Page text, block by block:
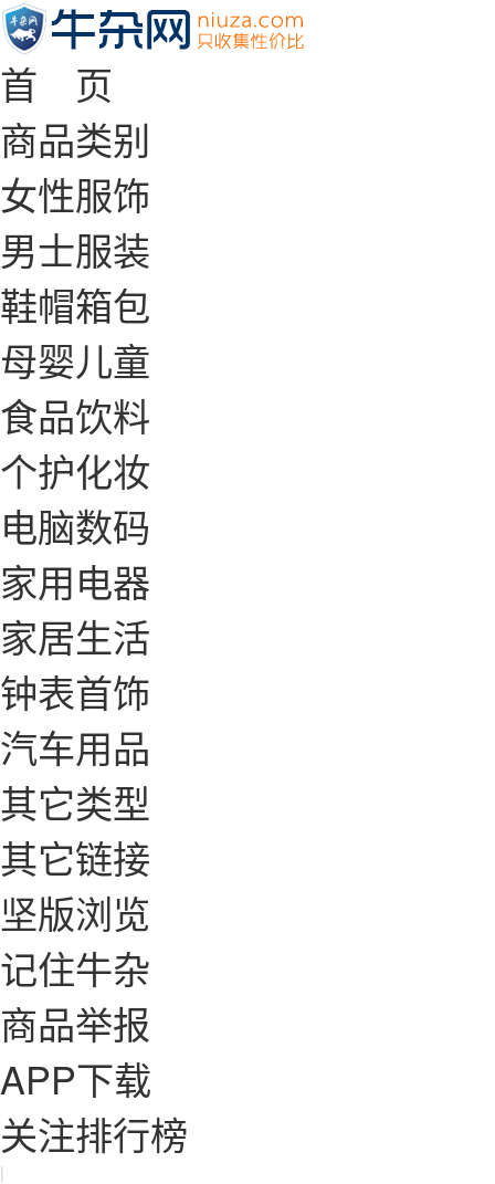
首 页
商品类别
女性服饰
男士服装
鞋帽箱包
母婴儿童
食品饮料
个护化妆
电脑数码
家用电器
家居生活
钟表首饰
汽车用品
其它类型
其它链接
坚版浏览
记住牛杂
商品举报
APP下载
关注排行榜
|